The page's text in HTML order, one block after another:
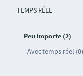
TEMPS RÉEL
Peu importe (2)
Avec temps réel (0)